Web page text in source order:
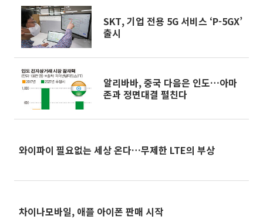
SKT, 기업 전용 5G 서비스 ‘P-5GX’
출시
알리바바, 중국 다음은 인도…아마
존과 정면대결 펼친다
와이파이 필요없는 세상 온다…무제한 LTE의 부상
차이나모바일, 애플 아이폰 판매 시작